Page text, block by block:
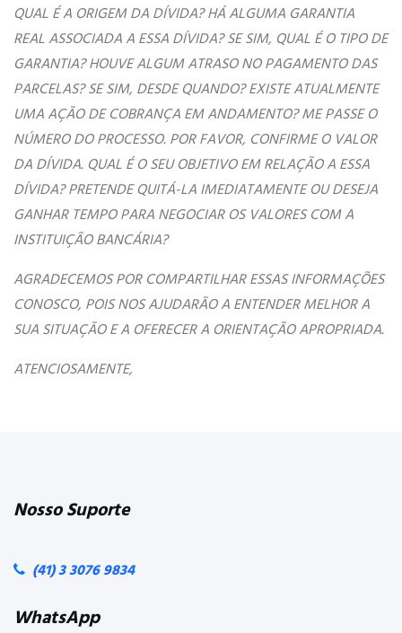
QUAL É A ORIGEM DA DÍVIDA? HÁ ALGUMA GARANTIA
REAL ASSOCIADA A ESSA DÍVIDA? SE SIM, QUAL É O TIPO DE
GARANTIA? HOUVE ALGUM ATRASO NO PAGAMENTO DAS
PARCELAS? SE SIM, DESDE QUANDO? EXISTE ATUALMENTE
UMA AÇÃO DE COBRANÇA EM ANDAMENTO? ME PASSE O
NÚMERO DO PROCESSO. POR FAVOR, CONFIRME O VALOR
DA DÍVIDA. QUAL É O SEU OBJETIVO EM RELAÇÃO A ESSA
DÍVIDA? PRETENDE QUITÁ-LA IMEDIATAMENTE OU DESEJA
GANHAR TEMPO PARA NEGOCIAR OS VALORES COM A
INSTITUIÇÃO BANCÁRIA?
AGRADECEMOS POR COMPARTILHAR ESSAS INFORMAÇÕES
CONOSCO, POIS NOS AJUDARÃO A ENTENDER MELHOR A
SUA SITUAÇÃO E A OFERECER A ORIENTAÇÃO APROPRIADA.
ATENCIOSAMENTE,
Nosso Suporte
(41) 3 3076 9834
WhatsApp